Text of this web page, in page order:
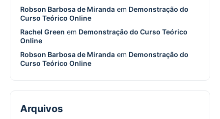
Robson Barbosa de Miranda em Demonstração do
Curso Teórico Online
Rachel Green em Demonstração do Curso Teórico
Online
Robson Barbosa de Miranda em Demonstração do
Curso Teórico Online
Arquivos